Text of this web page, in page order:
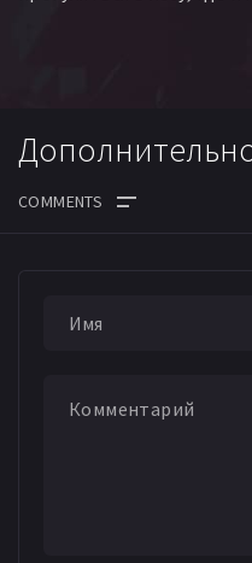
лидеру культа Иеремие.
мести.